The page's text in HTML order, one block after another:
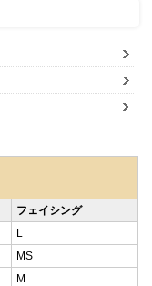
フェイシング
L
MS
M